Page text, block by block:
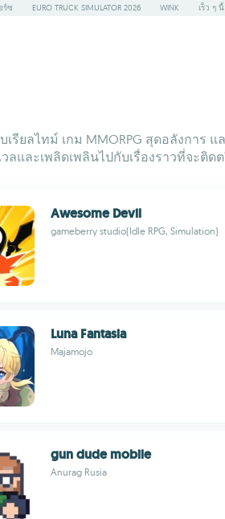
ร์ซ EURO TRUCK SIMULATOR 2026 WINK เร็ว ๆ นี้
ลไทม์ เกม MMORPG สุดอลังการ แ
และเพลิดเพลินไปกับเรื่องราวที่จะติด
Awesome Devil
gameberry studio(Idle RPG, Simulation)
Luna Fantasia
Majamojo
gun dude mobile
Anurag Rusia